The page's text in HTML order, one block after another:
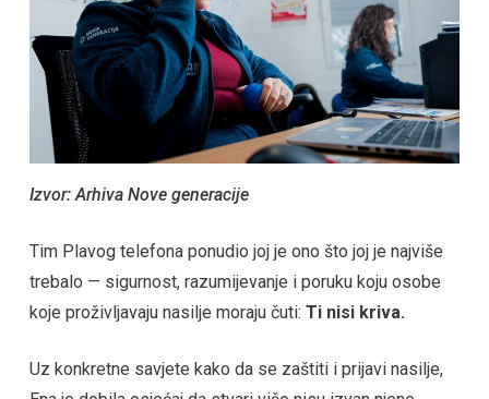
Izvor: Arhiva Nove generacije
Tim Plavog telefona ponudio joj je ono što joj je najviše
trebalo — sigurnost, razumijevanje i poruku koju osobe
koje proživljavaju nasilje moraju čuti: Ti nisi kriva.
Uz konkretne savjete kako da se zaštiti i prijavi nasilje,